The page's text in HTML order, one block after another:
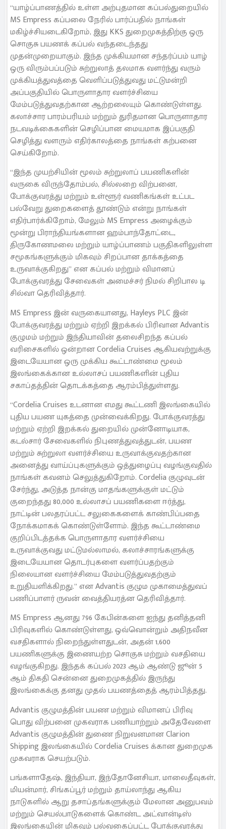
“யாழ்ப்பாணத்தில் உள்ள அற்புதமான கப்பல்துறையில்
MS Empress கப்பலை நேரில் பார்ப்பதில் நாங்கள்
மகிழ்ச்சியடைகிறோம், இது KKS துறைமுகத்திற்கு ஒரு
சொகுசு பயணக் கப்பல் வந்தடைந்தது
முதன்முறையாகும். இந்த முக்கியமான சந்தர்ப்பம் யாழ்
ஒரு விரும்பப்படும் சுற்றுலாத் தலமாக வளர்ந்து வரும்
முக்கியத்துவத்தை வெளிப்படுத்துவது மட்டுமன்றி
அப்பகுதியில் பொருளாதார வளர்ச்சியை
மேம்படுத்துவதற்கான ஆற்றலையும் கொண்டுள்ளது.
கலாச்சார பாரம்பரியம் மற்றும் துரிதமான பொருளாதார
நடவடிக்கைகளின் செழிப்பான மையமாக இப்பகுதி
செழித்து வளரும் எதிர்காலத்தை நாங்கள் கற்பனை
செய்கிறோம்.
“இந்த முயற்சியின் மூலம் சுற்றுலாப் பயணிகளின்
வருகை விருந்தோம்பல், சில்லறை விற்பனை,
போக்குவரத்து மற்றும் உள்ளூர் வணிகங்கள் உட்பட
பல்வேறு துறைகளைத் தூண்டும் என்று நாங்கள்
எதிர்பார்க்கிறோம், மேலும் MS Empress அழைக்கும்
மூன்று பிராந்தியங்களான ஹம்பாந்தோட்டை,
திருகோணமலை மற்றும் யாழ்ப்பாணம் பகுதிகளிலுள்ள
சமூகங்களுக்கும் மிகவும் சிறப்பான தாக்கத்தை
உருவாக்குகிறது” என கப்பல் மற்றும் விமானப்
போக்குவரத்து சேவைகள் அமைச்சர் நிமல் சிறிபால டி
சில்வா தெரிவித்தார்.
MS Empress இன் வருகையானது, Hayleys PLC இன்
போக்குவரத்து மற்றும் ஏற்றி இறக்கல் பிரிவான Advantis
குழுமம் மற்றும் இந்தியாவின் தலைசிறந்த கப்பல்
வரிசைகளில் ஒன்றான Cordelia Cruises ஆகியவற்றுக்கு
இடையேயான ஒரு முக்கிய கூட்டாண்மை மூலம்
இலங்கைக்கான உல்லாசப் பயணிகளின் புதிய
சகாப்தத்தின் தொடக்கத்தை ஆரம்பித்துள்ளது.
“Cordelia Cruises உடனான எமது கூட்டணி இலங்கையில்
புதிய பயண யுகத்தை முன்வைக்கிறது. போக்குவரத்து
மற்றும் ஏற்றி இறக்கல் துறையில் முன்னோடியாக,
கடல்சார் சேவைகளில் நிபுணத்துவத்துடன், பயண
மற்றும் சுற்றுலா வளர்ச்சியை உருவாக்குவதற்கான
அனைத்து வாய்ப்புகளுக்கும் ஒத்துழைப்பு வழங்குவதில்
நாங்கள் கவனம் செலுத்துகிறோம். Cordelia குழுவுடன்
சேர்ந்து, அடுத்த நான்கு மாதங்களுக்குள் மட்டும்
குறைந்தது 80,000 உல்லாசப் பயணிகளை ஈர்த்து,
நாட்டின் பலதரப்பட்ட சலுகைகளைக் காண்பிப்பதை
நோக்கமாகக் கொண்டுள்ளோம். இந்த கூட்டாண்மை
குறிப்பிடத்தக்க பொருளாதார வளர்ச்சியை
உருவாக்குவது மட்டுமல்லாமல், கலாச்சாரங்களுக்கு
இடையேயான தொடர்புகளை வளர்ப்பதற்கும்
நிலையான வளர்ச்சியை மேம்படுத்துவதற்கும்
உறுதியளிக்கிறது.” என Advantis குழும முகாமைத்துவப்
பணிப்பாளர் ருவன் வைத்தியரத்ன தெரிவித்தார்.
MS Empress ஆனது 796 கேபின்களை ஐந்து தனித்தனி
பிரிவுகளில் கொண்டுள்ளது, ஒவ்வொன்றும் அதிநவீன
வசதிகளால் நிறைந்துள்ளதுடன், அதன் 1,600
பயணிகளுக்கு இணையற்ற சொகுசு மற்றும் வசதியை
வழங்குகிறது. இந்தக் கப்பல் 2023 ஆம் ஆண்டு ஜூன் 5
ஆம் திகதி சென்னை துறைமுகத்தில் இருந்து
இலங்கைக்கு தனது முதல் பயணத்தைத் ஆரம்பித்தது.
Advantis குழுமத்தின் பயண மற்றும் விமானப் பிரிவு
பொது விற்பனை முகவராக பணியாற்றும் அதேவேளை
Advantis குழுமத்தின் துணை நிறுவனமான Clarion
Shipping இலங்கையில் Cordelia Cruises க்கான துறைமுக
முகவராக செயற்படும்.
பங்களாதேஷ், இந்தியா, இந்தோனேசியா, மாலைதீவுகள்,
மியன்மார், சிங்கப்பூர் மற்றும் தாய்லாந்து ஆகிய
நாடுகளில் ஆறு தசாப்தங்களுக்கும் மேலான அனுபவம்
மற்றும் செயல்பாடுகளைக் கொண்ட அட்வான்டிஸ்